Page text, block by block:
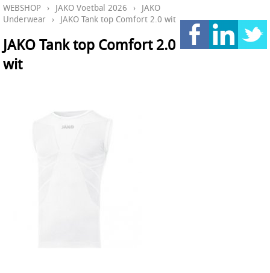
JAKO TEAMLINES 2026
JAKO Voetbal 2026
Stanno keeperskleding
Klantengroepen
CONTACT
MY ISPORT11
JAKO Matentabellen
WEBSHOP › JAKO Voetbal 2026 › JAKO
Underwear › JAKO Tank top Comfort 2.0 wit
JAKO Tank top Comfort 2.0
wit